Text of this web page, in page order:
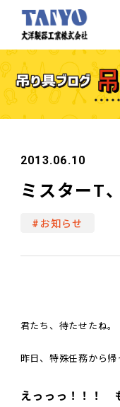
2013.06.10
ミスターT
#お知らせ
君たち、待たせたね。
昨日、特殊任務から帰
えっっっ！！！